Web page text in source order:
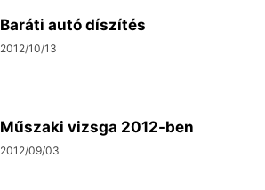
Baráti autó díszítés
2012/10/13
Műszaki vizsga 2012-ben
2012/09/03